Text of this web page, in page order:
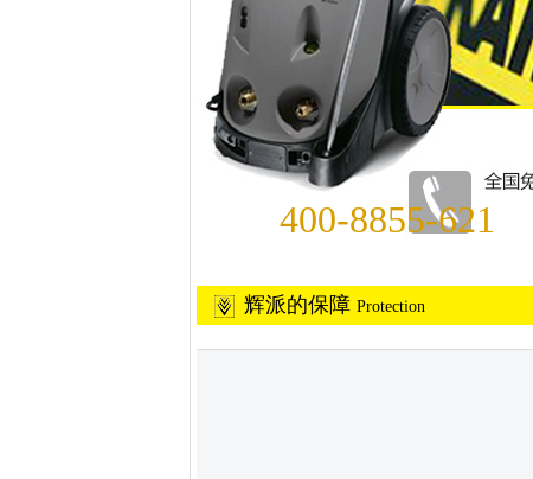
400-8855-621
辉派的保障 Protection